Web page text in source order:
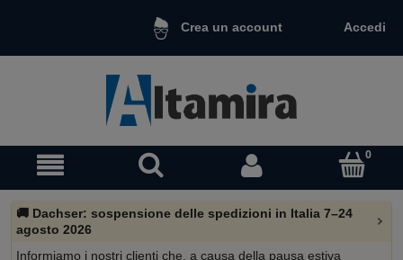
Crea un account Accedi
🚚 Dachser: sospensione delle spedizioni in Italia 7–24
agosto 2026
Informiamo i nostri clienti che, a causa della pausa estiva